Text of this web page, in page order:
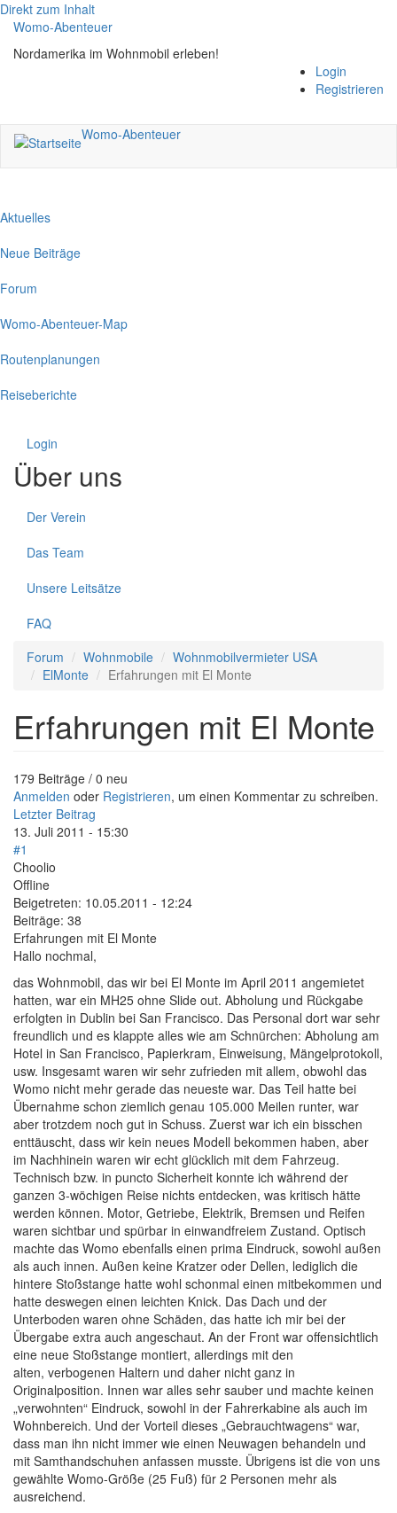
Direkt zum Inhalt
Womo-Abenteuer
Nordamerika im Wohnmobil erleben!
Login
Registrieren
Womo-Abenteuer
Aktuelles
Neue Beiträge
Forum
Womo-Abenteuer-Map
Routenplanungen
Reiseberichte
Login
Über uns
Der Verein
Das Team
Unsere Leitsätze
FAQ
Forum
Wohnmobile
Wohnmobilvermieter USA
ElMonte
Erfahrungen mit El Monte
Erfahrungen mit El Monte
179 Beiträge / 0 neu
Anmelden oder Registrieren, um einen Kommentar zu schreiben.
Letzter Beitrag
13. Juli 2011 - 15:30
#1
Choolio
Offline
Beigetreten: 10.05.2011 - 12:24
Beiträge: 38
Erfahrungen mit El Monte
Hallo nochmal,
das Wohnmobil, das wir bei El Monte im April 2011 angemietet
hatten, war ein MH25 ohne Slide out. Abholung und Rückgabe
erfolgten in Dublin bei San Francisco. Das Personal dort war sehr
freundlich und es klappte alles wie am Schnürchen: Abholung am
Hotel in San Francisco, Papierkram, Einweisung, Mängelprotokoll,
usw. Insgesamt waren wir sehr zufrieden mit allem, obwohl das
Womo nicht mehr gerade das neueste war. Das Teil hatte bei
Übernahme schon ziemlich genau 105.000 Meilen runter, war
aber trotzdem noch gut in Schuss. Zuerst war ich ein bisschen
enttäuscht, dass wir kein neues Modell bekommen haben, aber
im Nachhinein waren wir echt glücklich mit dem Fahrzeug.
Technisch bzw. in puncto Sicherheit konnte ich während der
ganzen 3-wöchigen Reise nichts entdecken, was kritisch hätte
werden können. Motor, Getriebe, Elektrik, Bremsen und Reifen
waren sichtbar und spürbar in einwandfreiem Zustand. Optisch
machte das Womo ebenfalls einen prima Eindruck, sowohl außen
als auch innen. Außen keine Kratzer oder Dellen, lediglich die
hintere Stoßstange hatte wohl schonmal einen mitbekommen und
hatte deswegen einen leichten Knick. Das Dach und der
Unterboden waren ohne Schäden, das hatte ich mir bei der
Übergabe extra auch angeschaut. An der Front war offensichtlich
eine neue Stoßstange montiert, allerdings mit den
alten, verbogenen Haltern und daher nicht ganz in
Originalposition. Innen war alles sehr sauber und machte keinen
„verwohnten“ Eindruck, sowohl in der Fahrerkabine als auch im
Wohnbereich. Und der Vorteil dieses „Gebrauchtwagens“ war,
dass man ihn nicht immer wie einen Neuwagen behandeln und
mit Samthandschuhen anfassen musste. Übrigens ist die von uns
gewählte Womo-Größe (25 Fuß) für 2 Personen mehr als
ausreichend.